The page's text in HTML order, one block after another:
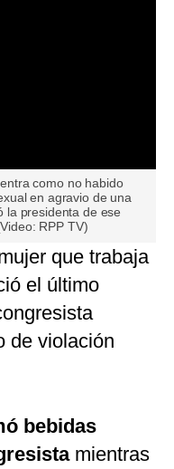
como no habido
en agravio de una
la presidenta de ese
RPP TV)
que trabaja
el último
de violación
bebidas
mientras